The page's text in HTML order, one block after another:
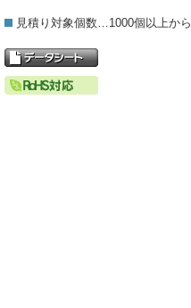
見積り対象個数…1000個以上から